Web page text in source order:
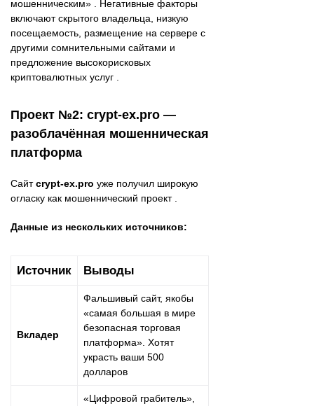
мошенническим» . Негативные факторы
включают скрытого владельца, низкую
посещаемость, размещение на сервере с
другими сомнительными сайтами и
предложение высокорисковых
криптовалютных услуг .
Проект №2: crypt-ex.pro —
разоблачённая мошенническая
платформа
Сайтcrypt-ex.pro уже получил широкую
огласку как мошеннический проект .
Данные из нескольких источников:
Источник Выводы
Вкладер
Фальшивый сайт, якобы
«самая большая в мире
безопасная торговая
платформа». Хотят
украсть ваши 500
долларов
«Цифровой грабитель»,